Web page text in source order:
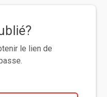
le lien de